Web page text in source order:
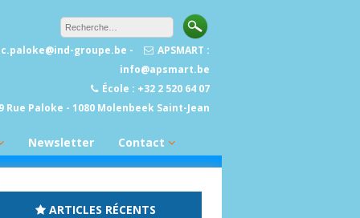
groupe.be -
APSMART :
info@apsmart.be
École : +32 2 520 64 07
Rue Paloke - 1080 Molenbeek Saint-Jean
Newsletter
Contact
Liens utiles
ARTICLES RÉCENTS